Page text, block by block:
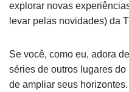
explorar novas
levar pelas novidades) da
Se você, como eu, adora
séries de outros lugares
de ampliar seus horizontes.